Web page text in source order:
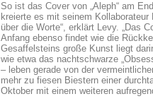
So ist das Cover von „Aleph“ am
kreierte es mit seinem
über die Worte“, erklärt Levy. „Das
Anfang ebenso findet wie die
Gesaffelsteins große Kunst liegt
wie etwa das nachtschwarze
– leben gerade von der
mehr zu fiesen Biestern einer
Oktober mit einem weiteren